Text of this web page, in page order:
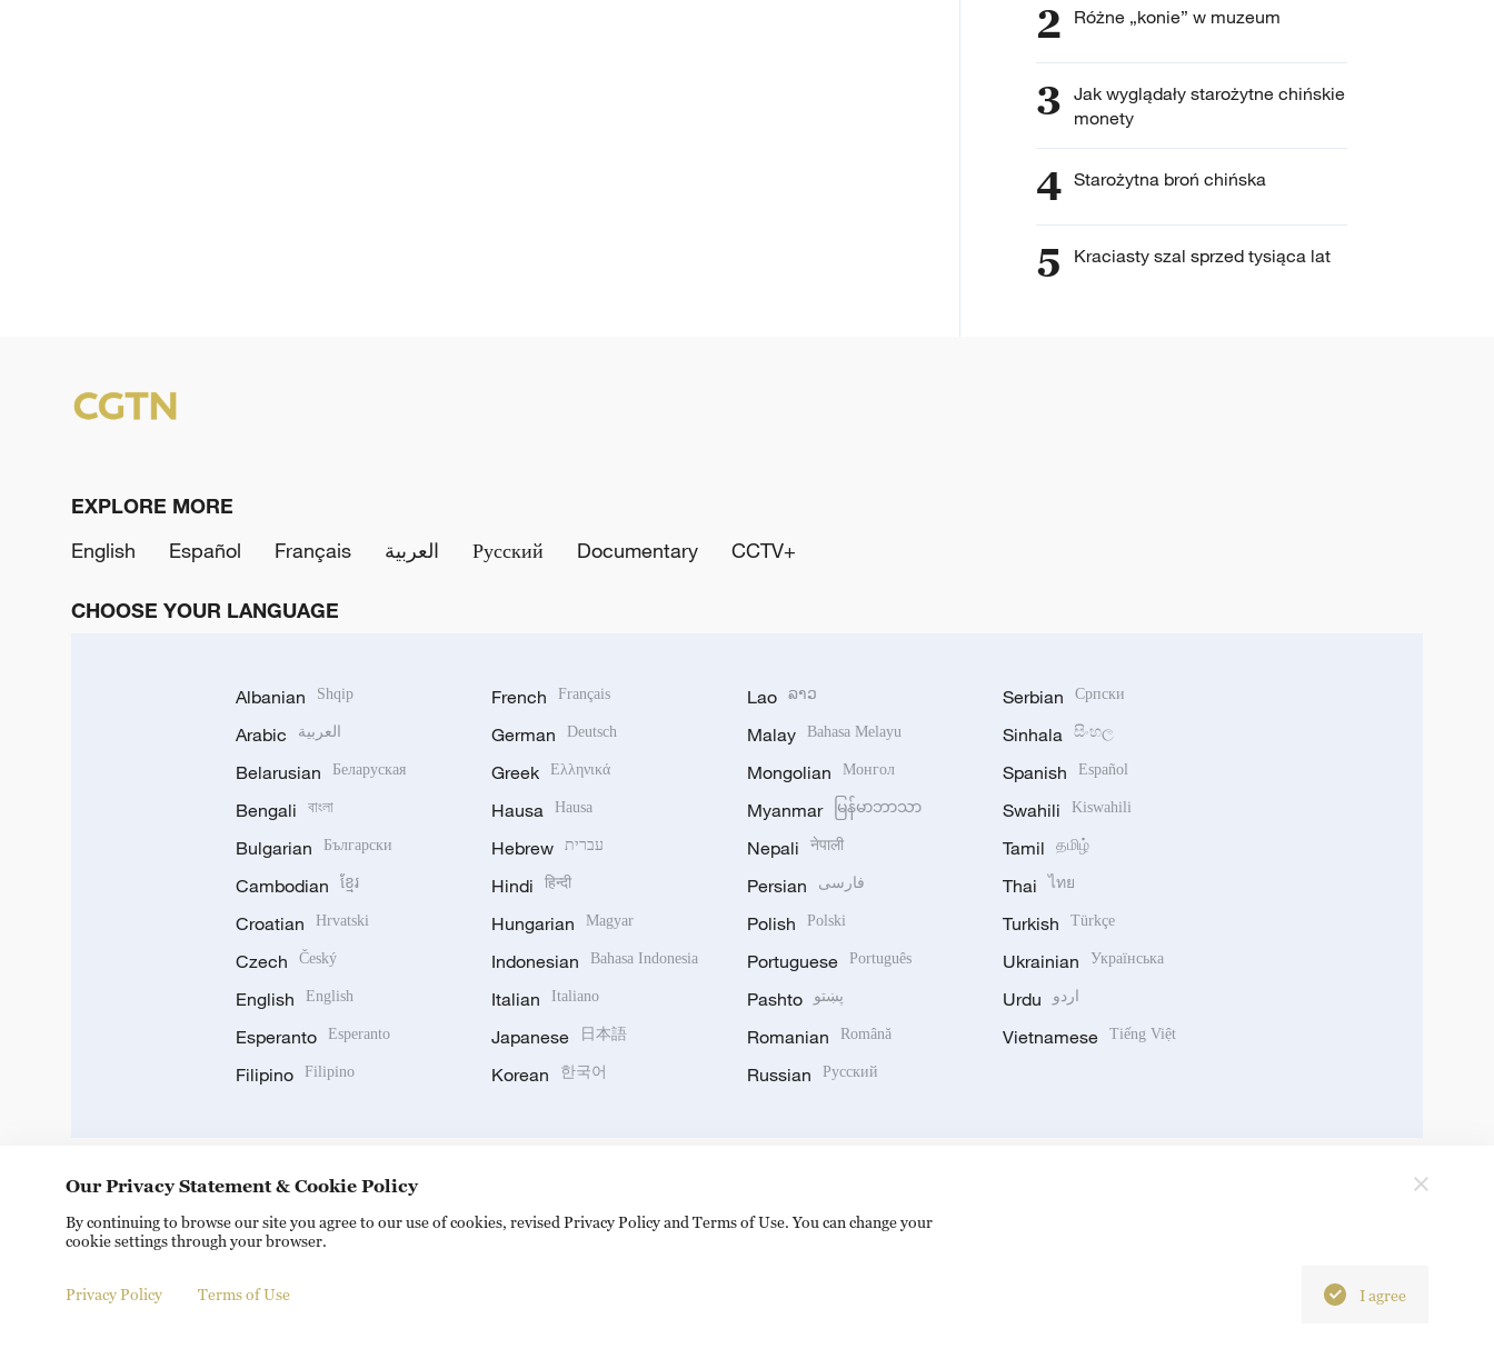
2 Różne „konie” w muzeum
3 Jak wyglądały starożytne chińskie
monety
4 Starożytna broń chińska
5 Kraciasty szal sprzed tysiąca lat
EXPLORE MORE
English
Español Français العربية Русский Documentary CCTV+
CHOOSE YOUR LANGUAGE
Albanian Shqip
Arabic العربية
Belarusian Беларуская
Bengali বাংলা
Bulgarian Български
Cambodian ខ្មែរ
Croatian Hrvatski
Czech Český
English English
Esperanto Esperanto
Filipino Filipino
French Français
German Deutsch
Greek Ελληνικά
Hausa Hausa
Hebrew עברית
Hindi हिन्दी
Hungarian Magyar
Indonesian Bahasa Indonesia
Italian Italiano
Japanese 日本語
Korean 한국어
Lao ລາວ
Malay Bahasa Melayu
Mongolian Монгол
Myanmar မြန်မာဘာသာ
Nepali नेपाली
Persian فارسی
Polish Polski
Portuguese Português
Pashto پښتو
Romanian Română
Russian Русский
Serbian Српски
Sinhala සිංහල
Spanish Español
Swahili Kiswahili
Tamil தமிழ்
Thai ไทย
Turkish Türkçe
Ukrainian Українська
Urdu اردو
Vietnamese Tiếng Việt
DOWNLOAD OUR APP
Our Privacy Statement & Cookie Policy
By continuing to browse our site you agree to our use of cookies, revised Privacy Policy and Terms of Use. You can change your
cookie settings through your browser.
Privacy Policy Terms of Use I agree